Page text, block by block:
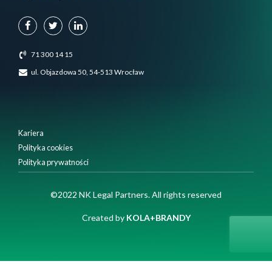
71 300 14 15
ul. Objazdowa 50, 54-513 Wrocław
Kariera
Polityka cookies
Polityka prywatności
©2022 NK Legal Partners. All rights reserved
Created by KOLA+BRANDY
doświadczenia na naszej stronie internetowej.
używamy, lub wyłączyć je wustawieniach